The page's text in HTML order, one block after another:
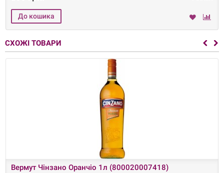
СХОЖІ ТОВАРИ
Вермут Чінзано Оранчіо 1л (800020007418)